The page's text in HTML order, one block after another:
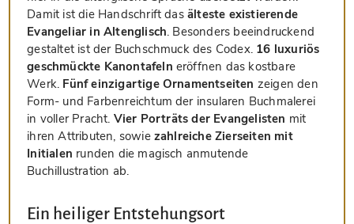
Damit ist die Handschrift dasälteste existierende
Evangeliar in Altenglisch. Besonders beeindruckend
gestaltet ist der Buchschmuck des Codex. 16 luxuriös
geschmückte Kanontafeln eröffnen das kostbare
Werk. Fünf einzigartige Ornamentseiten zeigen den
Form- und Farbenreichtum der insularen Buchmalerei
in voller Pracht. Vier Porträts der Evangelisten mit
ihren Attributen, sowie zahlreiche Zierseiten mit
Initialen runden die magisch anmutende
Buchillustration ab.
Ein heiliger Entstehungsort